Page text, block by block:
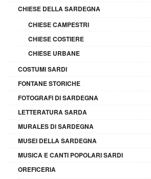
CHIESE DELLA SARDEGNA
CHIESE CAMPESTRI
CHIESE COSTIERE
CHIESE URBANE
COSTUMI SARDI
FONTANE STORICHE
FOTOGRAFI DI SARDEGNA
LETTERATURA SARDA
MURALES DI SARDEGNA
MUSEI DELLA SARDEGNA
MUSICA E CANTI POPOLARI SARDI
OREFICERIA